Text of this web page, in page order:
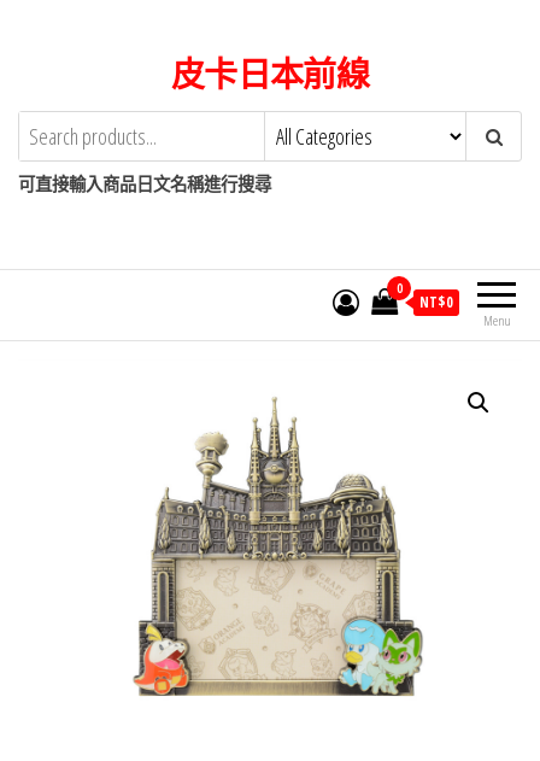
content
皮卡日本前線
可直接輸入商品日文名稱進行搜尋
Menu
0
NT$0